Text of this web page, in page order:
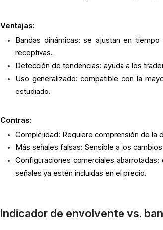
Ventajas:
Bandas dinámicas: se ajustan en
receptivas.
Detección de tendencias: ayuda a los
Uso generalizado: compatible con la
estudiado.
Contras:
Complejidad: Requiere comprensión de la
Más señales falsas: Sensible a los
Configuraciones comerciales
señales ya estén incluidas en el precio.
Indicador de envolvente vs.